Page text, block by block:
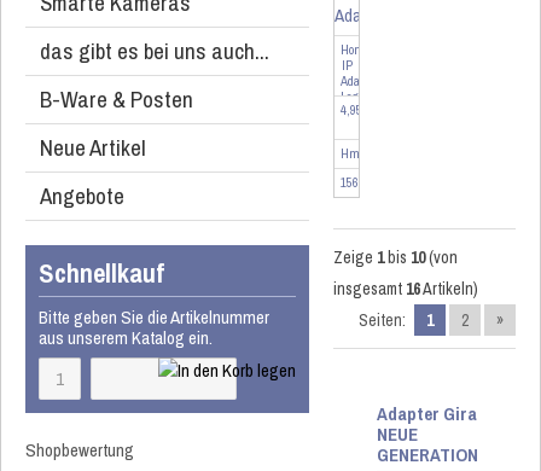
das gibt es bei uns auch...
B-Ware & Posten
Neue Artikel
Angebote
Schnellkauf
Bitte geben Sie die Artikelnummer
aus unserem Katalog ein.
Shopbewertung
Homematic
IP
Adapter
Legrand
HmIP-
LG,
...
4,95 EUR
HmIP-ADA-LG
156098
Zeige 1bis 10(von
insgesamt 16Artikeln)
Seiten:
1 2 »
Adapter Gira
NEUE
GENERATION